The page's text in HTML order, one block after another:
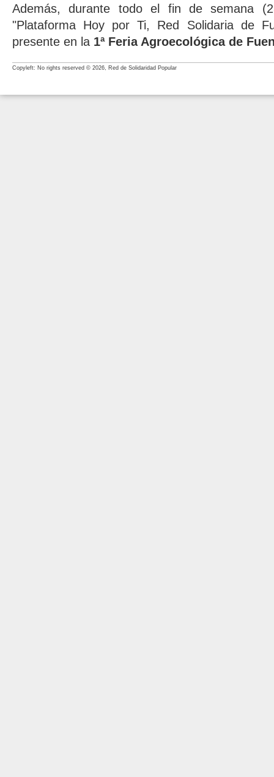
Además, durante todo el fin de semana
"Plataforma Hoy por Ti, Red Solidaria de
presente en la 1ª Feria Agroecológica de
Copyleft: No rights reserved © 2026, Red de Solidaridad Popular